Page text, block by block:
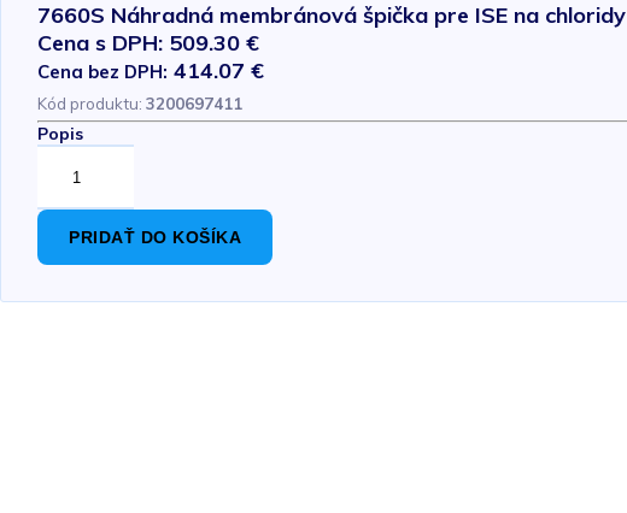
7660S Náhradná membránová špička pre ISE na chloridy
Cena s DPH: 509.30 €
Cena bez DPH: 414.07 €
Kód produktu: 3200697411
Popis
PRIDAŤ DO KOŠÍKA